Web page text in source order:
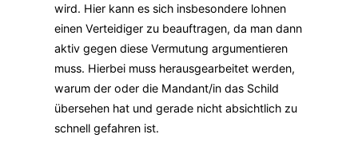
wird. Hier kann es sich insbesondere lohnen
einen Verteidiger zu beauftragen, da man dann
aktiv gegen diese Vermutung argumentieren
muss. Hierbei muss herausgearbeitet werden,
warum der oder die Mandant/in das Schild
übersehen hat und gerade nicht absichtlich zu
schnell gefahren ist.